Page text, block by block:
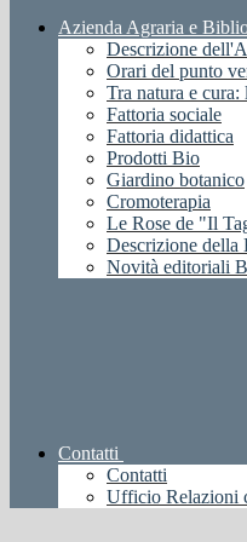
Azienda Agraria e
Descrizione
Orari del punto
Tra natura e cura:
Fattoria sociale
Fattoria didattica
Prodotti Bio
Giardino botanico
Cromoterapia
Le Rose de "Il
Descrizione della
Novità editoriali
Contatti
Contatti
Ufficio Relazioni